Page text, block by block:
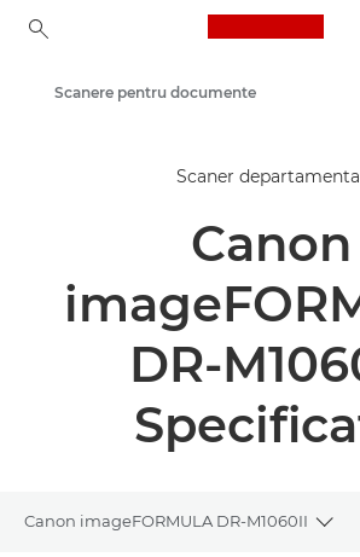
Produse pentru companii
Scanere pentru documente
Scaner
Canon
DR-
Canon imageFORMULA DR-M1060II